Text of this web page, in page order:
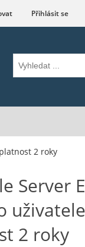
Přihlásit se
2 roky
Server
2 roky